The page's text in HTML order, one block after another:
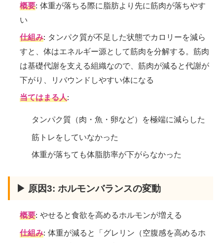
概要: 体重が落ちる際に脂肪より先に筋肉が落ちやす
い
仕組み: タンパク質が不足した状態でカロリーを減ら
すと、体はエネルギー源として筋肉を分解する。筋肉
は基礎代謝を支える組織なので、筋肉が減ると代謝が
下がり、リバウンドしやすい体になる
当てはまる人:
タンパク質（肉・魚・卵など）を極端に減らした
筋トレをしていなかった
体重が落ちても体脂肪率が下がらなかった
▶ 原因3: ホルモンバランスの変動
概要: やせると食欲を高めるホルモンが増える
仕組み: 体重が減ると「グレリン（空腹感を高めるホ